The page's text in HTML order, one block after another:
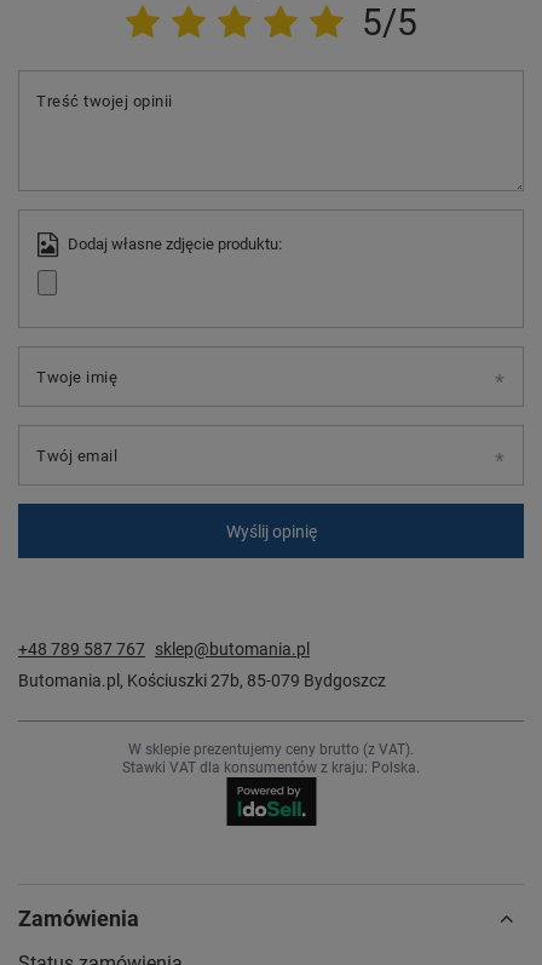
5/5
Treść twojej opinii
Dodaj własne zdjęcie produktu:
Twoje imię
Twój email
Wyślij opinię
+48 789 587 767 sklep@butomania.pl
Butomania.pl , Kościuszki 27b, 85-079 Bydgoszcz
W sklepie prezentujemy ceny brutto (z VAT).
Stawki VAT dla konsumentów z kraju: Polska.
Zamówienia